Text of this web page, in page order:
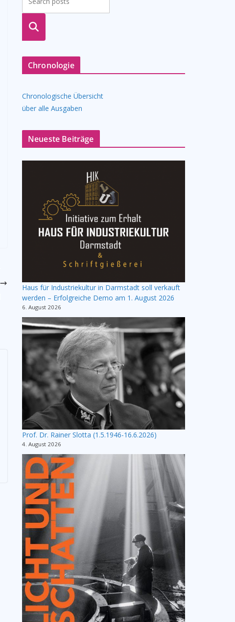
suche
Chronologie
Chronologische Übersicht
über alle Ausgaben
Neueste Beiträge
Haus für Industriekultur in Darmstadt soll verkauft
werden – Erfolgreiche Demo am 1. August 2026
6. August 2026
Prof. Dr. Rainer Slotta (1.5.1946-16.6.2026)
4. August 2026